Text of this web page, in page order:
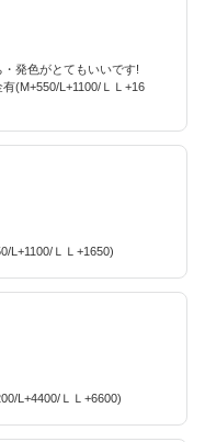
発色がとてもいいです!
(M+550/L+1100/ＬＬ+16
L+1100/ＬＬ+1650)
L+4400/ＬＬ+6600)